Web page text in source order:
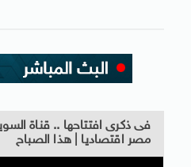
فى ذكرى افتتاحها .. قناة
مصر اقتصاديا | هذا الصباح